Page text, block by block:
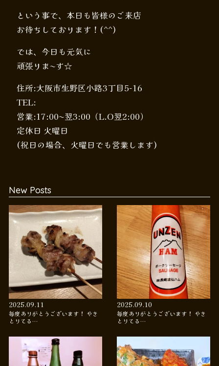
という事で、本日も皆様のご来店
お待ちしております！(^^)
では、今日も元気に
頑張りま〜す☆
住所:大阪市生野区小路3丁目5-16
TEL:
営業:17:00〜翌3:00（L.O翌2:00）
定休日 火曜日
(祝日の場合、火曜日でも営業します)
New Posts
2025.09.11
毎度ありがとうございます！ やき
とりてる…
2025.09.10
毎度ありがとうございます！ やき
とりてる…